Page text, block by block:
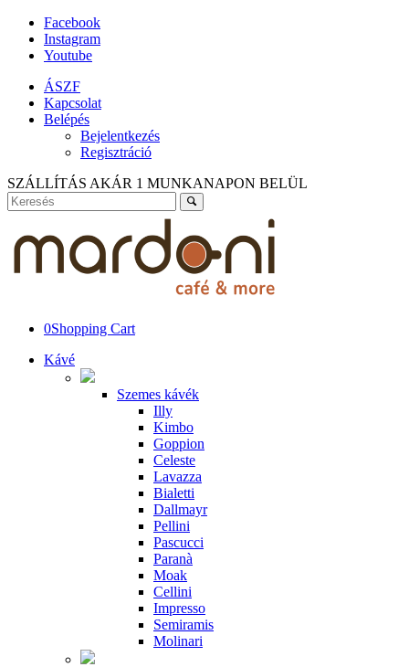
Facebook
Instagram
Youtube
ÁSZF
Kapcsolat
Belépés
Bejelentkezés
Regisztráció
SZÁLLÍTÁS AKÁR 1 MUNKANAPON BELÜL
0Shopping Cart
Kávé
Szemes kávék
Illy
Kimbo
Goppion
Celeste
Lavazza
Bialetti
Dallmayr
Pellini
Pascucci
Paranà
Moak
Cellini
Impresso
Semiramis
Molinari